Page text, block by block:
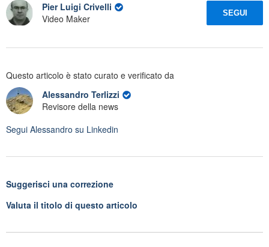
Pier Luigi Crivelli
Video Maker
SEGUI
Questo articolo è stato curato e verificato da
Alessandro Terlizzi
Revisore della news
Segui Alessandro su Linkedin
Suggerisci una correzione
Valuta il titolo di questo articolo